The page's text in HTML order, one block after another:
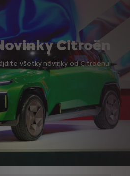
Citroën
všetky novinky od Citroënu!